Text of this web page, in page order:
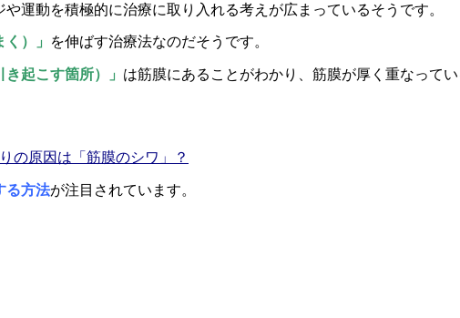
運動を積極的に治療に取り入れる考えが広まっているそうです。
く）」 を伸ばす治療法なのだそうです。
起こす箇所）」 は筋膜にあることがわかり、筋膜が厚く重なって
の原因は「筋膜のシワ」？
る方法が注目されています。